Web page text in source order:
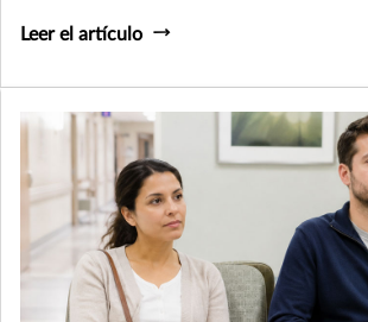
Leer el artículo